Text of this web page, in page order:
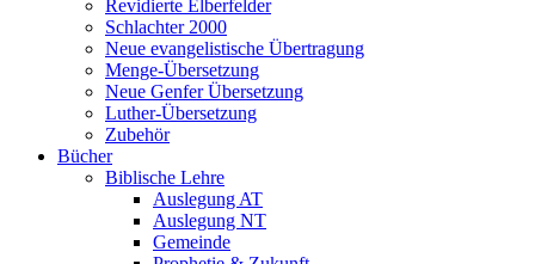
Revidierte Elberfelder
Schlachter 2000
Neue evangelistische Übertragung
Menge-Übersetzung
Neue Genfer Übersetzung
Luther-Übersetzung
Zubehör
Bücher
Biblische Lehre
Auslegung AT
Auslegung NT
Gemeinde